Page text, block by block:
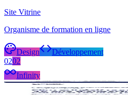
Site Vitrine
Organisme de formation en ligne
Design
Développement
0202
Infinity